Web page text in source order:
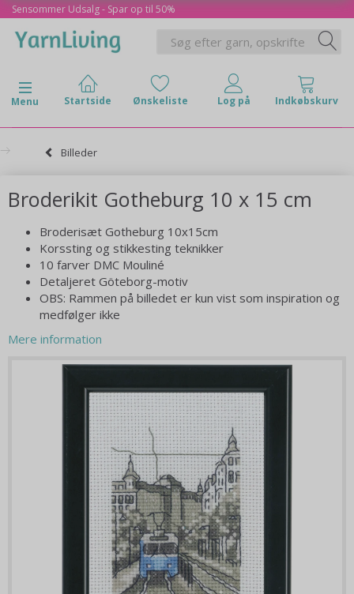
Sensommer Udsalg - Spar op til 50%
Skifte navigation
Menu
Billeder
Broderikit Gotheburg 10 x 15 cm
Broderisæt Gotheburg 10x15cm
Korssting og stikkesting teknikker
10 farver DMC Mouliné
Detaljeret Göteborg-motiv
OBS: Rammen på billedet er kun vist som inspiration og
medfølger ikke
Mere information